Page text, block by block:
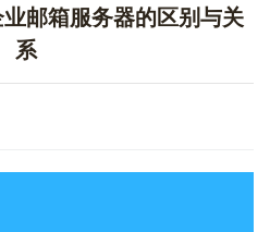
邮箱服务器的区别与关
系